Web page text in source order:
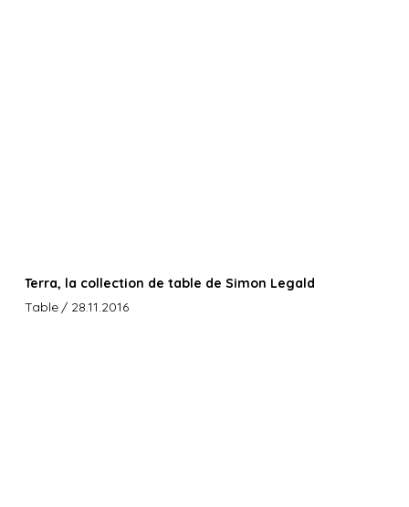
Terra, la collection de table de Simon Legald
Table / 28.11.2016